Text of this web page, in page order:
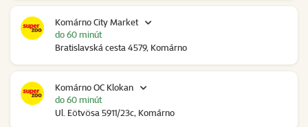
Komárno City Market
Bratislavská cesta 4579, Komárno
do 60 minút
Komárno OC Klokan
Ul. Eötvösa 5911/23c, Komárno
do 60 minút